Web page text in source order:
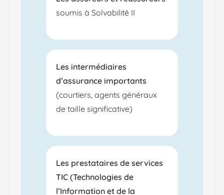
soumis à Solvabilité II
Les intermédiaires
d’assurance importants
(courtiers, agents généraux
de taille significative)
Les prestataires de services
TIC (Technologies de
l’Information et de la